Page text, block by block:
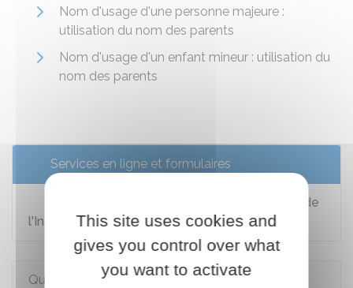
Nom d'usage d'une personne majeure :
utilisation du nom des parents
Nom d'usage d'un enfant mineur : utilisation du
nom des parents
Services en ligne et formulaires
Demande de correction d'état civil auprès de
l'Insee
Questions ? Réponses !
This site uses cookies and
gives you control over what
you want to activate